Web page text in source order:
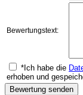
Bewertungstext:
*Ich habe die
erhoben und